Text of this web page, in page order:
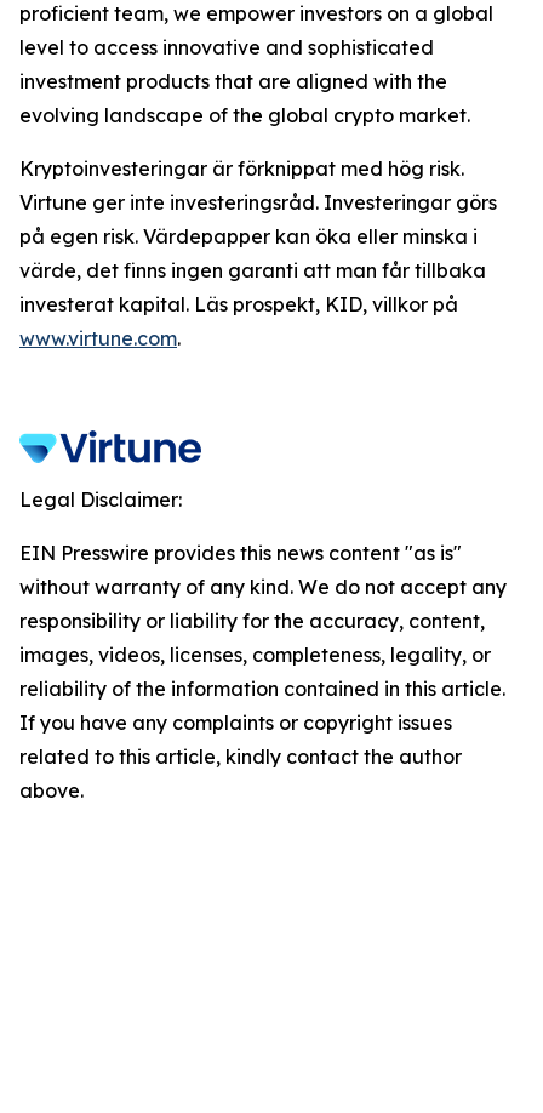
proficient team, we empower investors on a global
level to access innovative and sophisticated
investment products that are aligned with the
evolving landscape of the global crypto market.
Kryptoinvesteringar är förknippat med hög risk.
Virtune ger inte investeringsråd. Investeringar görs
på egen risk. Värdepapper kan öka eller minska i
värde, det finns ingen garanti att man får tillbaka
investerat kapital. Läs prospekt, KID, villkor på
www.virtune.com.
Legal Disclaimer:
EIN Presswire provides this news content "as is"
without warranty of any kind. We do not accept any
responsibility or liability for the accuracy, content,
images, videos, licenses, completeness, legality, or
reliability of the information contained in this article.
If you have any complaints or copyright issues
related to this article, kindly contact the author
above.